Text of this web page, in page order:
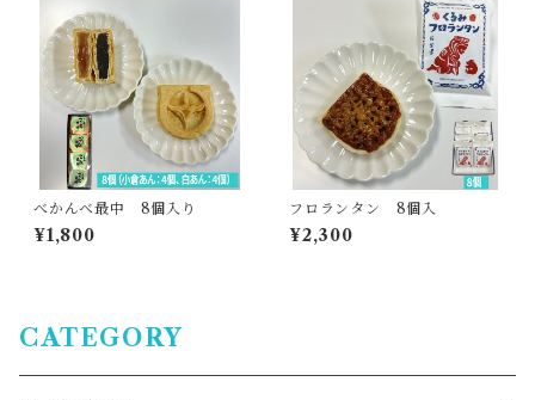
べかんべ最中 8個入り
¥1,800
フロランタン 8個入
¥2,300
CATEGORY